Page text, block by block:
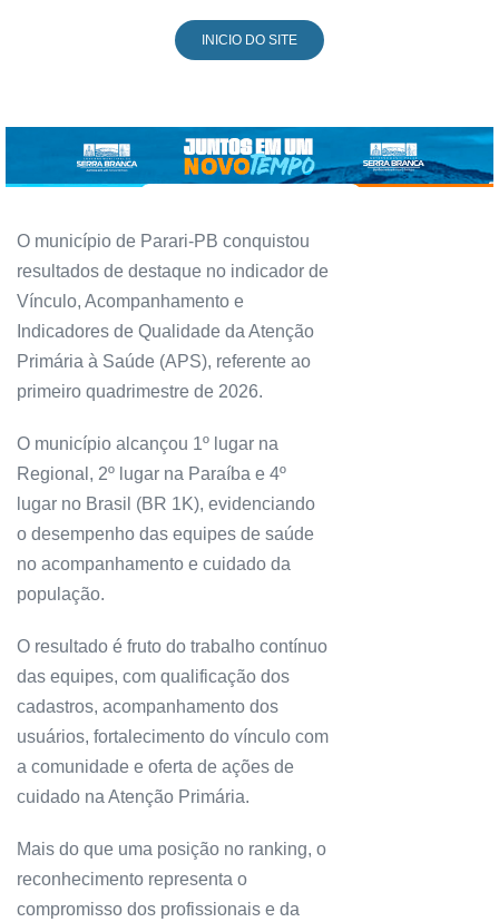
INICIO DO SITE
O município de Parari-PB conquistou
resultados de destaque no indicador de
Vínculo, Acompanhamento e
Indicadores de Qualidade da Atenção
Primária à Saúde (APS), referente ao
primeiro quadrimestre de 2026.
O município alcançou 1º lugar na
Regional, 2º lugar na Paraíba e 4º
lugar no Brasil (BR 1K), evidenciando
o desempenho das equipes de saúde
no acompanhamento e cuidado da
população.
O resultado é fruto do trabalho contínuo
das equipes, com qualificação dos
cadastros, acompanhamento dos
usuários, fortalecimento do vínculo com
a comunidade e oferta de ações de
cuidado na Atenção Primária.
Mais do que uma posição no ranking, o
reconhecimento representa o
compromisso dos profissionais e da